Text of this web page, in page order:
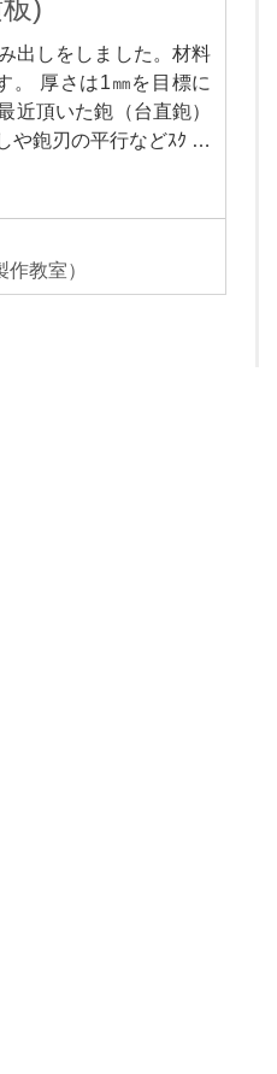
)
出しをしました。材料
。 厚さは1㎜を目標に
近頂いた鉋（台直鉋）
や鉋刃の平行などｽｸ …
教室）